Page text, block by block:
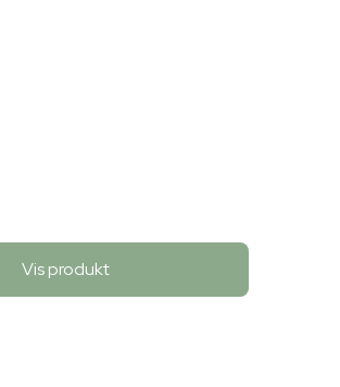
Vis produkt